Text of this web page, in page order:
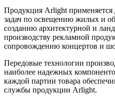
Продукция Arlight применяется
задач по освещению жилых и
созданию архитектурной и
производству рекламной
сопровождению концертов и
Передовые технологии
наиболее надежных
каждой партии товара
службы продукции Arlight.